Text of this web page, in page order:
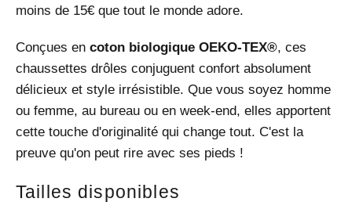
moins de 15€ que tout le monde adore.
Conçues en coton biologique OEKO-TEX®, ces
chaussettes drôles conjuguent confort absolument
délicieux et style irrésistible. Que vous soyez homme
ou femme, au bureau ou en week-end, elles apportent
cette touche d'originalité qui change tout. C'est la
preuve qu'on peut rire avec ses pieds !
Tailles disponibles